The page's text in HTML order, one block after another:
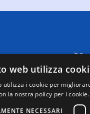
sito
web utilizza
utilizza i cookie per
la nostra policy per i cookie.
NECESSARI